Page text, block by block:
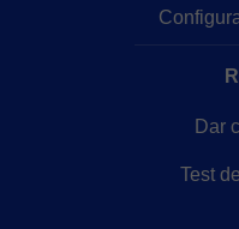
Dar
Test